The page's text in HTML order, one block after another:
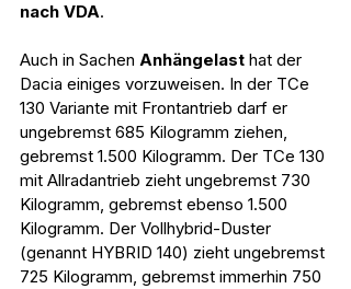
nach VDA.
Auch in Sachen Anhängelast hat der
Dacia einiges vorzuweisen. In der TCe
130 Variante mit Frontantrieb darf er
ungebremst 685 Kilogramm ziehen,
gebremst 1.500 Kilogramm. Der TCe 130
mit Allradantrieb zieht ungebremst 730
Kilogramm, gebremst ebenso 1.500
Kilogramm. Der Vollhybrid-Duster
(genannt HYBRID 140) zieht ungebremst
725 Kilogramm, gebremst immerhin 750